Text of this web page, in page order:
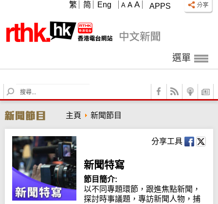
APPS
A A A
繁 简 Eng
選單
S
e
r
c
h
主頁 新聞節目
分享工具
新聞特寫
節目簡介:
以不同專題環節，跟進焦點新聞，
探討時事議題，專訪新聞人物，捕